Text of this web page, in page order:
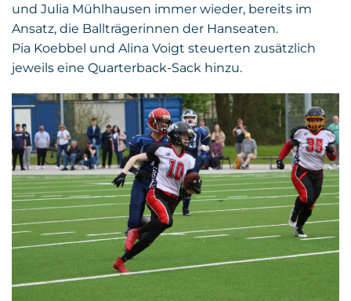
und Julia Mühlhausen immer wieder, bereits im
Ansatz, die Ballträgerinnen der Hanseaten.
Pia Koebbel und Alina Voigt steuerten zusätzlich
jeweils eine Quarterback-Sack hinzu.